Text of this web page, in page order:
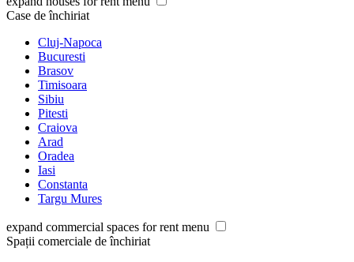
Case de închiriat
Cluj-Napoca
Bucuresti
Brasov
Timisoara
Sibiu
Pitesti
Craiova
Arad
Oradea
Iasi
Constanta
Targu Mures
expand commercial spaces for rent menu
Spații comerciale de închiriat